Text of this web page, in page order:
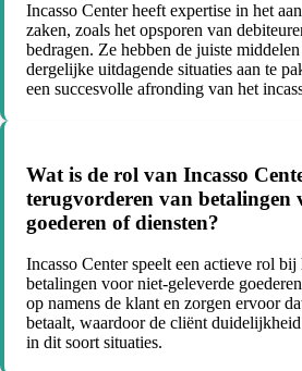
Incasso Center heeft expertise in het
zaken, zoals het opsporen van
bedragen. Ze hebben de juiste
dergelijke uitdagende situaties aan te
een succesvolle afronding van het
Wat is de rol van Incasso
terugvorderen van betalingen
goederen of diensten?
Incasso Center speelt een actieve rol
betalingen voor niet-geleverde
op namens de klant en zorgen ervoor
betaalt, waardoor de cliënt
in dit soort situaties.